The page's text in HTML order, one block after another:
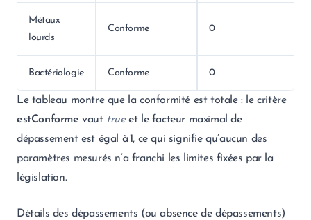
Métaux
lourds
Conforme 0
Bactériologie Conforme 0
Le tableau montre que la conformité est totale : le critère
estConforme vaut trueet le facteur maximal de
dépassement est égal à 1, ce qui signifie qu’aucun des
paramètres mesurés n’a franchi les limites fixées par la
législation.
Détails des dépassements (ou absence de dépassements)